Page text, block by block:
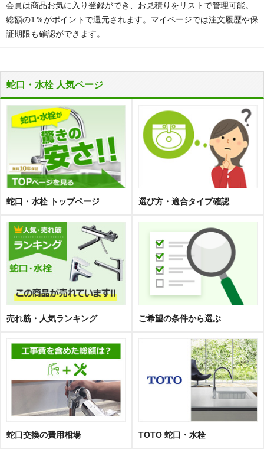
会員は商品お気に入り登録ができ、お見積りをリストで管理可能。
総額の1％がポイントで還元されます。マイページでは注文履歴や保
証期限も確認ができます。
蛇口・水栓 人気ページ
蛇口・水栓 トップページ 選び方・適合タイプ確認
売れ筋・人気ランキング ご希望の条件から選ぶ
蛇口交換の費用相場 TOTO 蛇口・水栓